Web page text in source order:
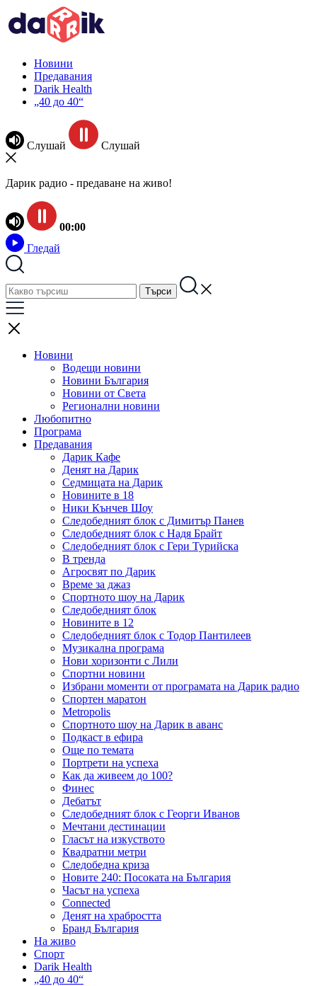
Новини
Предавания
Darik Health
„40 до 40“
Слушай Слушай
Дарик радио - предаване на живо!
00:00
Гледай
Новини
Водещи новини
Новини България
Новини от Света
Регионални новини
Любопитно
Програма
Предавания
Дарик Кафе
Денят на Дарик
Седмицата на Дарик
Новините в 18
Ники Кънчев Шоу
Следобедният блок с Димитър Панев
Следобедният блок с Надя Брайт
Следобедният блок с Гери Турийска
В тренда
Агросвят по Дарик
Време за джаз
Спортното шоу на Дарик
Следобедният блок
Новините в 12
Следобедният блок с Тодор Пантилеев
Музикална програма
Нови хоризонти с Лили
Спортни новини
Избрани моменти от програмата на Дарик радио
Спортен маратон
Metropolis
Спортното шоу на Дарик в аванс
Подкаст в ефира
Още по темата
Портрети на успеха
Как да живеем до 100?
Финес
Дебатът
Следобедният блок с Георги Иванов
Мечтани дестинации
Гласът на изкуството
Квадратни метри
Следобедна криза
Новите 240: Посоката на България
Часът на успеха
Connected
Денят на храбростта
Бранд България
На живо
Спорт
Darik Health
„40 до 40“